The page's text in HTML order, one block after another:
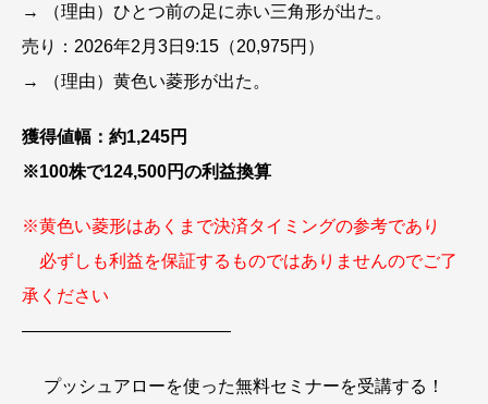
→ （理由）ひとつ前の足に赤い三角形が出た。
売り：2026年2月3日9:15（20,975円）
→ （理由）黄色い菱形が出た。
獲得値幅：約1,245円
※100株で124,500円の利益換算
※黄色い菱形はあくまで決済タイミングの参考であり
必ずしも利益を保証するものではありませんのでご了
承ください
————————————
プッシュアローを使った無料セミナーを受講する！